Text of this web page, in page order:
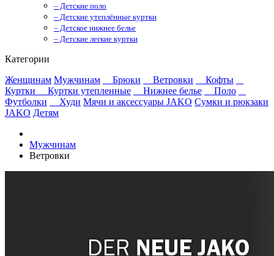
– Детские поло
– Детские утеплённые куртки
– Детское нижнее белье
– Детские легкие куртки
Категории
Женщинам Мужчинам Брюки Ветровки
Кофты
Куртки
Куртки утепленные Нижнее белье
Поло
Футболки
Худи Мячи и аксессуары JAKO Сумки и рюкзаки
JAKO Детям
Мужчинам
Ветровки